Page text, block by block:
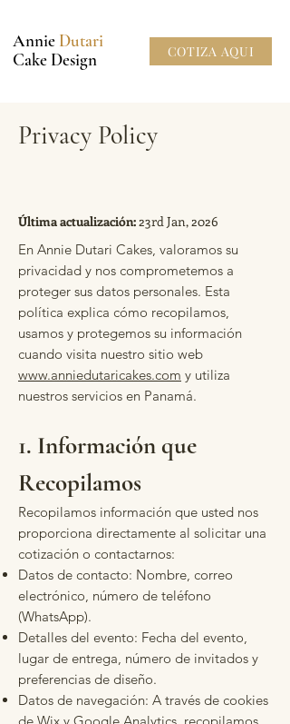
Annie Dutari
Cake Design
COTIZA AQUI
Privacy Policy
Última actualización:23rd Jan, 2026
En Annie Dutari Cakes, valoramos su
privacidad y nos comprometemos a
proteger sus datos personales. Esta
política explica cómo recopilamos,
usamos y protegemos su información
cuando visita nuestro sitio web
www.anniedutaricakes.com y utiliza
nuestros servicios en Panamá.
1. Información que
Recopilamos
Recopilamos información que usted nos
proporciona directamente al solicitar una
cotización o contactarnos:
Datos de contacto: Nombre, correo
electrónico, número de teléfono
(WhatsApp).
Detalles del evento: Fecha del evento,
lugar de entrega, número de invitados y
preferencias de diseño.
Datos de navegación: A través de cookies